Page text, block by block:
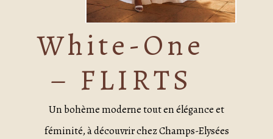
White-One
– FLIRTS
Un bohème moderne tout en élégance et
féminité, à découvrir chez Champs-Elysées